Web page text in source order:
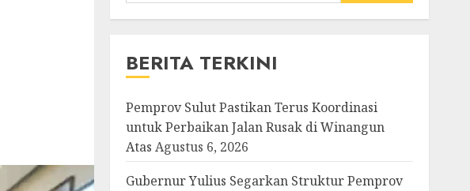
BERITA TERKINI
Pemprov Sulut Pastikan Terus Koordinasi
untuk Perbaikan Jalan Rusak di Winangun
Atas Agustus 6, 2026
Gubernur Yulius Segarkan Struktur Pemprov